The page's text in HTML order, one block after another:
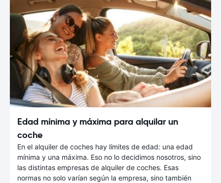
Edad mínima y máxima para alquilar un
coche
En el alquiler de coches hay límites de edad: una edad
mínima y una máxima. Eso no lo decidimos nosotros, sino
las distintas empresas de alquiler de coches. Esas
normas no solo varían según la empresa, sino también